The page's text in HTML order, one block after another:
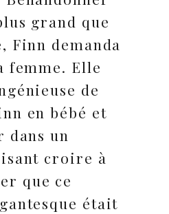
grand que
Finn demanda
femme. Elle
de
en bébé et
dans un
croire à
que ce
était